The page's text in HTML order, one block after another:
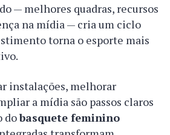
— melhores quadras, recursos
na mídia — cria um ciclo
torna o esporte mais
instalações, melhorar
a mídia são passos claros
dobasquete feminino